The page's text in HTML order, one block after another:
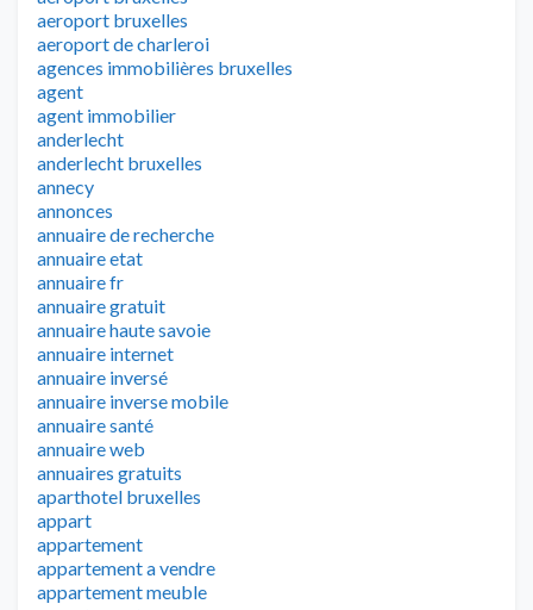
aeroport bruxelles
aeroport de charleroi
agences immobilières bruxelles
agent
agent immobilier
anderlecht
anderlecht bruxelles
annecy
annonces
annuaire de recherche
annuaire etat
annuaire fr
annuaire gratuit
annuaire haute savoie
annuaire internet
annuaire inversé
annuaire inverse mobile
annuaire santé
annuaire web
annuaires gratuits
aparthotel bruxelles
appart
appartement
appartement a vendre
appartement meuble